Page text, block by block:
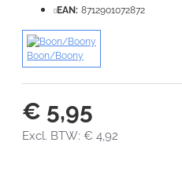
€ 5,95
Excl. BTW: € 4,92
EAN: 8712901072872
Boon/Boony